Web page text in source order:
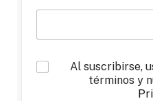
*
Al suscribirse,
términos y